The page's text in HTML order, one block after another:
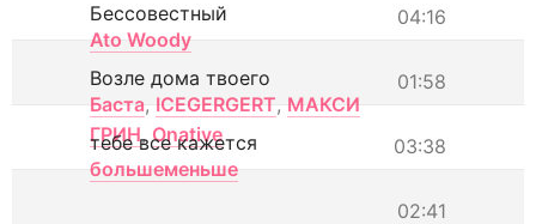
04:16
Бессовестный
Ato Woody
01:58
Возле дома твоего
Баста, ICEGERGERT, МАКСИ
ГРИН, Onative 03:38
тебе все кажется
большеменьше
02:41